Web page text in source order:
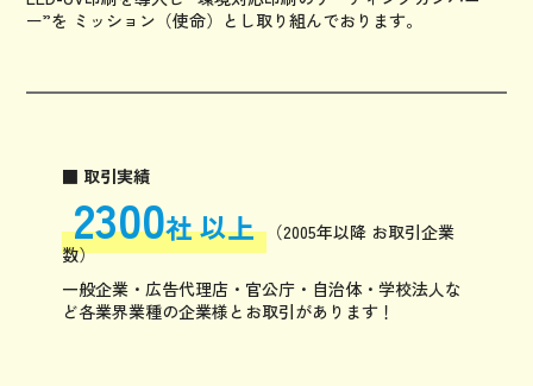
ー”を ミッション（使命）とし取り組んでおります。
■ 取引実績
2300社 以上
（2005年以降 お取引企業
数）
一般企業・広告代理店・官公庁・自治体・学校法人な
ど各業界業種の企業様とお取引があります！